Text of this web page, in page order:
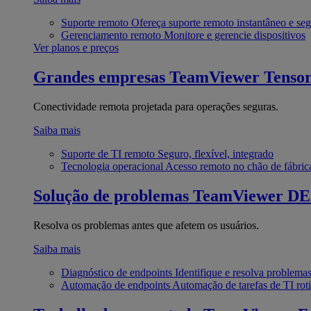
Suporte remoto Ofereça suporte remoto instantâneo e
Gerenciamento remoto Monitore e gerencie dispositivos
Ver planos e preços
Grandes empresas TeamViewer Tensor
Conectividade remota projetada para operações seguras.
Saiba mais
Suporte de TI remoto Seguro, flexível, integrado
Tecnologia operacional Acesso remoto no chão de
Solução de problemas TeamViewer
Resolva os problemas antes que afetem os usuários.
Saiba mais
Diagnóstico de endpoints Identifique e resolva problemas
Automação de endpoints Automação de tarefas de TI